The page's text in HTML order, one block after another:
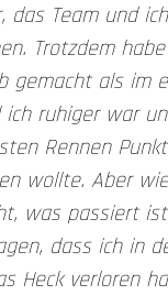
das Team und
Trotzdem
gemacht als im
ich ruhiger war
Rennen
wollte. Aber
was passiert
dass ich in
Heck verloren